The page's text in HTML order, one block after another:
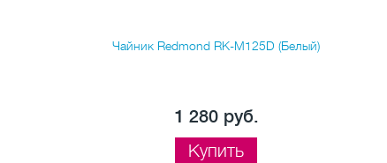
Чайник Redmond RK-M125D (Белый)
1 280 руб.
Купить